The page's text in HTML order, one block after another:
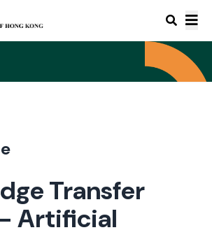
Transfer
Artificial